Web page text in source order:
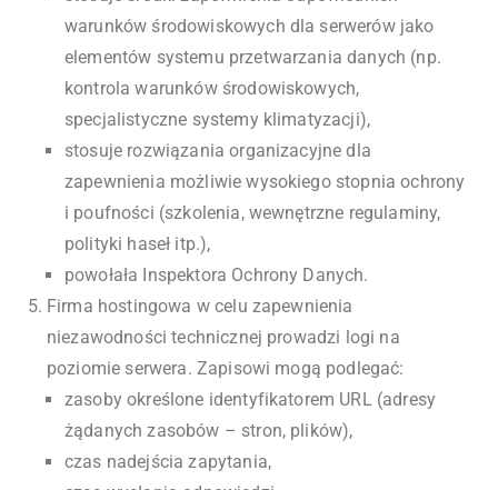
warunków środowiskowych dla serwerów jako
elementów systemu przetwarzania danych (np.
kontrola warunków środowiskowych,
specjalistyczne systemy klimatyzacji),
stosuje rozwiązania organizacyjne dla
zapewnienia możliwie wysokiego stopnia ochrony
i poufności (szkolenia, wewnętrzne regulaminy,
polityki haseł itp.),
powołała Inspektora Ochrony Danych.
Firma hostingowa w celu zapewnienia
niezawodności technicznej prowadzi logi na
poziomie serwera. Zapisowi mogą podlegać:
zasoby określone identyfikatorem URL (adresy
żądanych zasobów – stron, plików),
czas nadejścia zapytania,